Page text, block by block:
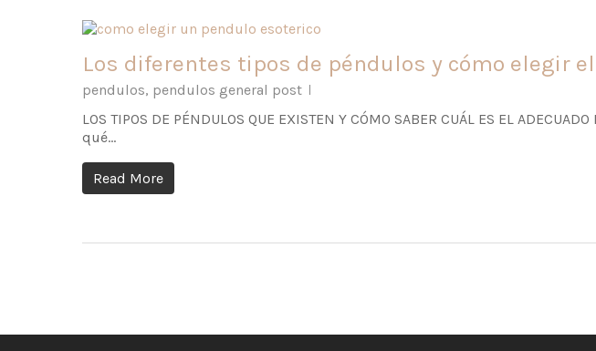
Los diferentes tipos de péndulos y cómo elegir
pendulos, pendulos general post
LOS TIPOS DE PÉNDULOS QUE EXISTEN Y CÓMO SABER CUÁL ES EL
qué…
Read More